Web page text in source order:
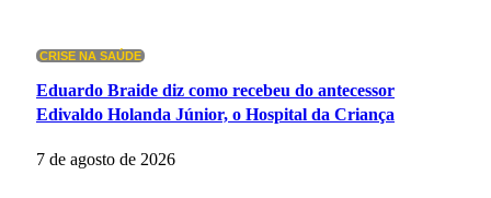
CRISE NA SAÚDE
Eduardo Braide diz como recebeu do antecessor
Edivaldo Holanda Júnior, o Hospital da Criança
7 de agosto de 2026